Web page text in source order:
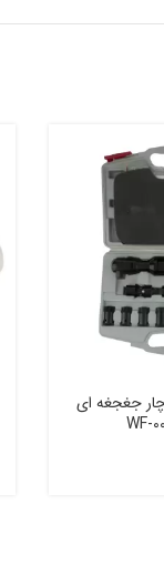
آچار جغجغه ای